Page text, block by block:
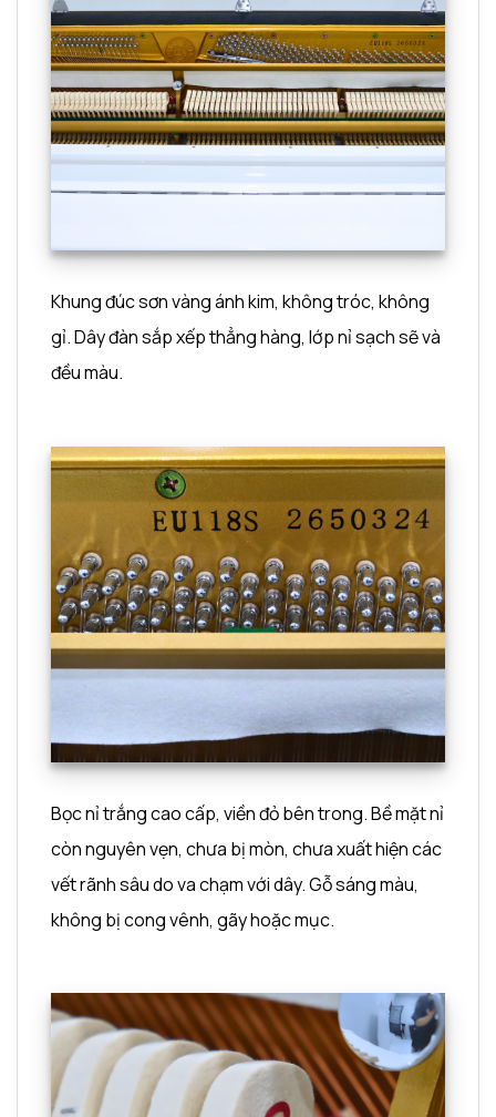
Khung đúc sơn vàng ánh kim, không tróc, không
gỉ. Dây đàn sắp xếp thẳng hàng, lớp nỉ sạch sẽ và
đều màu.
Bọc nỉ trắng cao cấp, viền đỏ bên trong. Bề mặt nỉ
còn nguyên vẹn, chưa bị mòn, chưa xuất hiện các
vết rãnh sâu do va chạm với dây. Gỗ sáng màu,
không bị cong vênh, gãy hoặc mục.